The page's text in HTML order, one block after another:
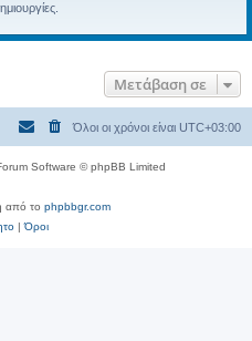
η
Μετάβαση σε
Όλοι οι χρόνοι είναι UTC+03:00
Software © phpBB Limited
από το phpbbgr.com
|Όροι